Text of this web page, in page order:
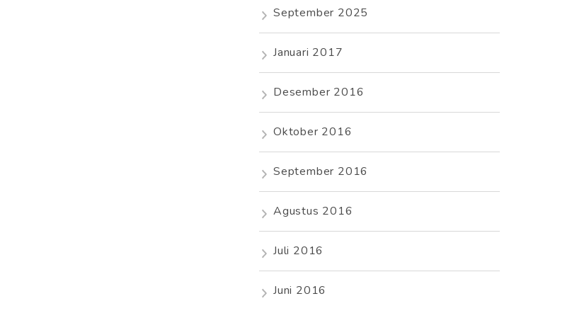
September 2025
Januari 2017
Desember 2016
Oktober 2016
September 2016
Agustus 2016
Juli 2016
Juni 2016